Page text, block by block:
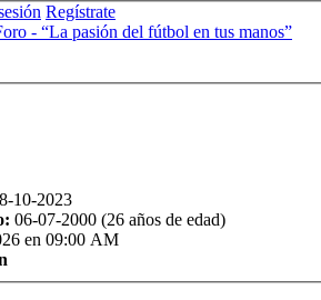
Regístrate
- “La pasión del fútbol en tus manos”
10-2023
06-07-2000 (26 años de edad)
en 09:00 AM